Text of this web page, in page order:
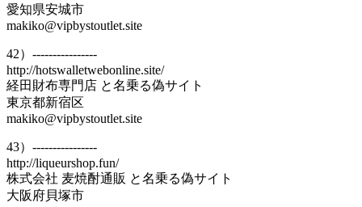
愛知県安城市
makiko@vipbystoutlet.site
42）----------------
http://hotswalletwebonline.site/
経田財布専門店 と名乗る偽サイト
東京都新宿区
makiko@vipbystoutlet.site
43）----------------
http://liqueurshop.fun/
株式会社 麦焼酎通販 と名乗る偽サイト
大阪府貝塚市